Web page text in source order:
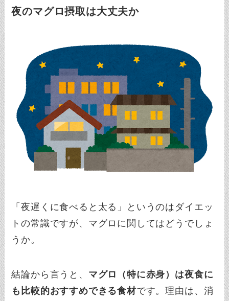
夜のマグロ摂取は大丈夫か
「夜遅くに食べると太る」というのはダイエッ
トの常識ですが、マグロに関してはどうでしょ
うか。
結論から言うと、 マグロ（特に赤身）は夜食に
も比較的おすすめできる食材です。理由は、消